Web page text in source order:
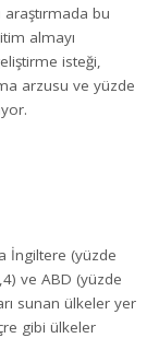
bu
almayı
isteği,
arzusu ve yüzde
İngiltere (yüzde
ve ABD (yüzde
sunan ülkeler yer
gibi ülkeler